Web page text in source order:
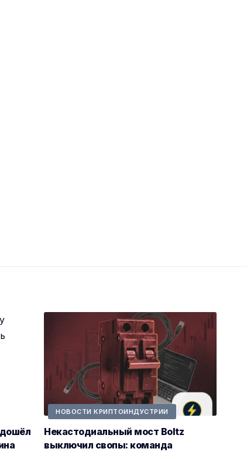
НОВОСТИ КРИПТОИНДУСТРИИ
Некастодиальный мост Boltz
выключил свопы: команда